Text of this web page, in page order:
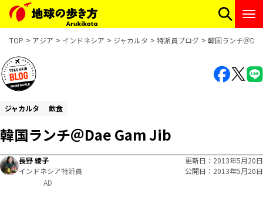
TOP アジア インドネシア ジャカルタ 特派員ブログ 韓国ランチ＠
ジャカルタ 飲食
韓国ランチ＠Dae Gam Jib
長野 綾子
インドネシア特派員
更新日
2013年5月20日
公開日
2013年5月20日
AD